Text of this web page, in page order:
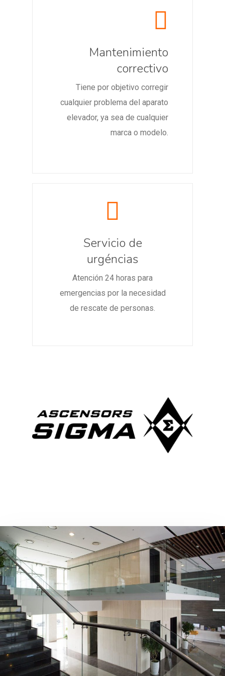
Mantenimiento
correctivo
Tiene por objetivo corregir
cualquier problema del aparato
elevador, ya sea de cualquier
marca o modelo.
Servicio de
urgéncias
Atención 24 horas para
emergencias por la necesidad
de rescate de personas.